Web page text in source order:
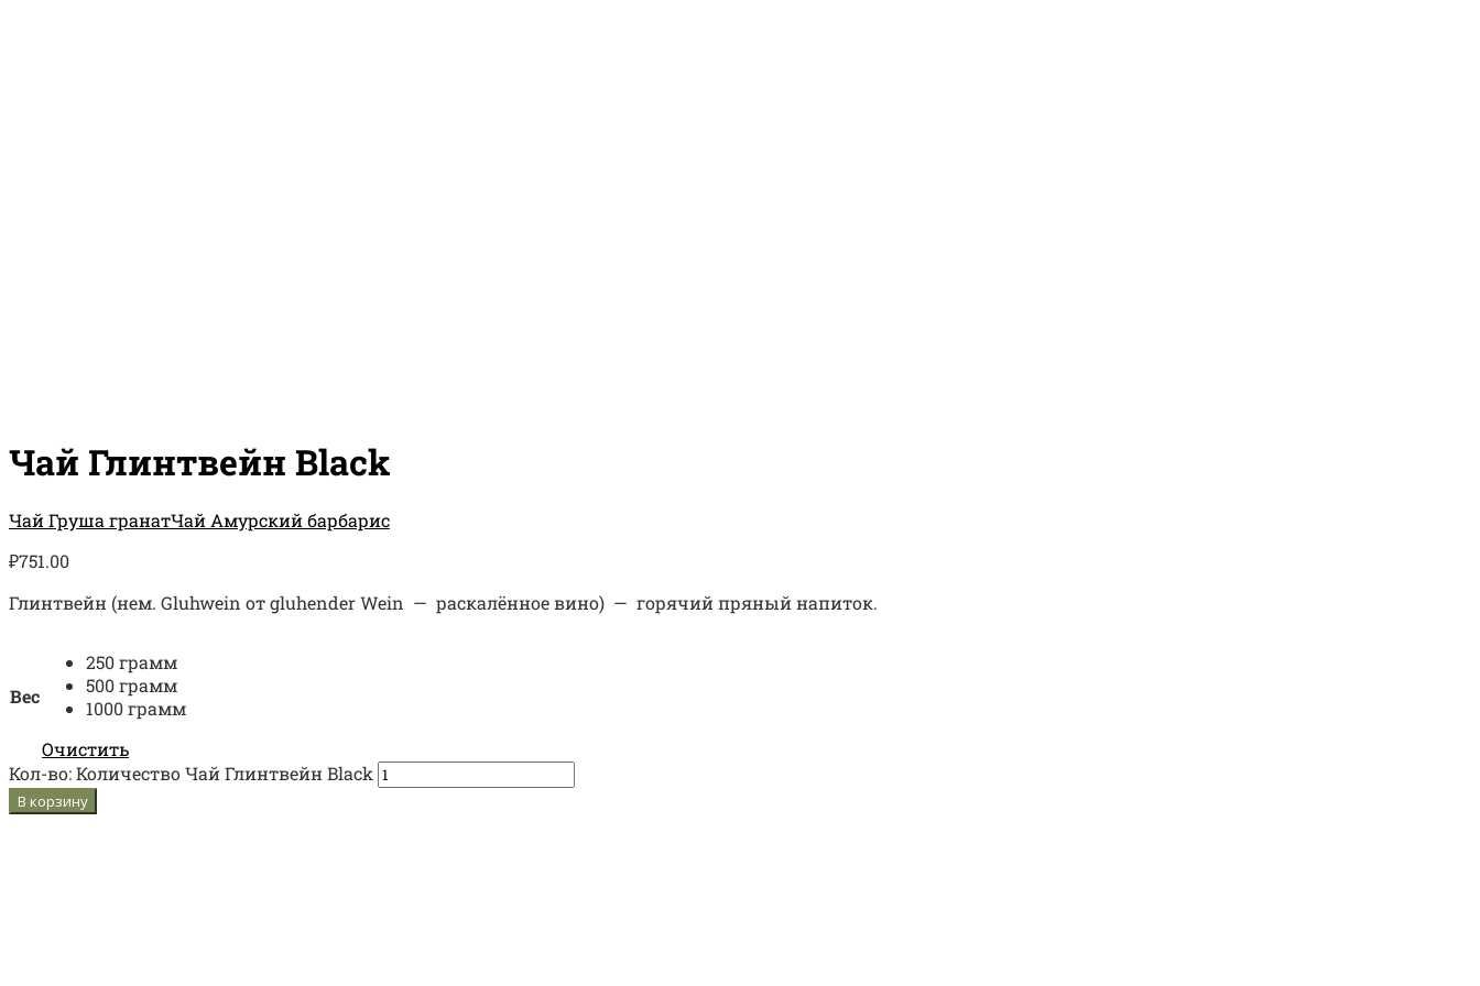
Чай Глинтвейн Black
Чай Груша гранатЧай Амурский барбарис
₽751.00
Глинтвейн (нем. Gluhwein от gluhender Wein — раскалённое вино) — горячий пряный напиток.
Вес
250 грамм
500 грамм
1000 грамм
Очистить
Кол-во:Количество Чай Глинтвейн Black
В корзину